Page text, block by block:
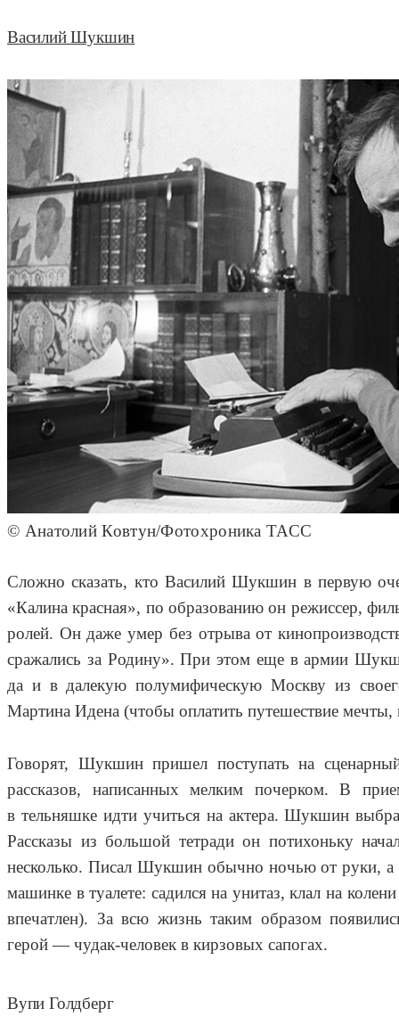
Василий Шукшин
© Анатолий Ковтун/Фотохроника ТАСС
Сложно сказать, кто Василий Шукшин в первую
«Калина красная», по образованию он режиссер,
ролей. Он даже умер без отрыва от
сражались за Родину». При этом еще в армии
да и в далекую полумифическую Москву из
Мартина Идена (чтобы оплатить путешествие мечты,
Говорят, Шукшин пришел поступать на
рассказов, написанных мелким почерком. В
в тельняшке идти учиться на актера. Шукшин
Рассказы из большой тетради он потихоньку
несколько. Писал Шукшин обычно ночью от руки, а
машинке в туалете: садился на унитаз, клал на
впечатлен). За всю жизнь таким образом
герой — чудак-человек в кирзовых сапогах.
Вупи Голдберг